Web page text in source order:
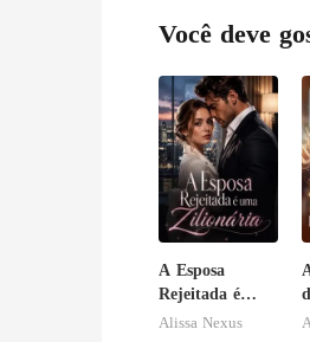
Você deve
A Esposa
Rejeitada é
uma Zilionária
Alissa Nexus